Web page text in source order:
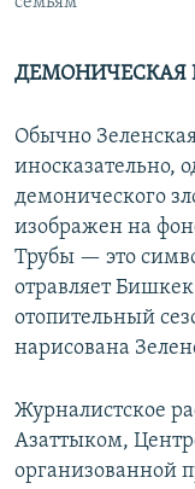
ДЕМОНИЧЕСКАЯ
Обычно
иносказательно,
демонического
изображен на
Трубы — это
отравляет
отопительный
нарисована
Журналистское
Азаттыком,
организованной